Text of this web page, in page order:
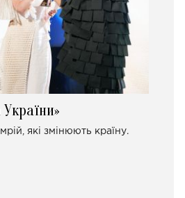
мрій, які змінюють країну.